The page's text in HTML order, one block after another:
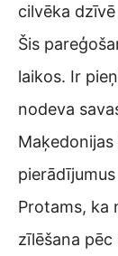
cilvēka
Šis
laikos. Ir
nodeva
Protams, ka
zīlēšana